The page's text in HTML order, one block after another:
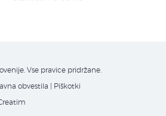
Vse pravice pridržane.
obvestila Piškotki